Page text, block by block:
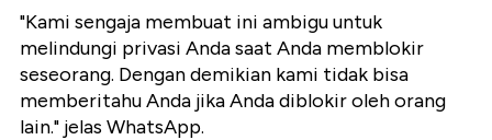
"Kami sengaja membuat ini ambigu untuk
melindungi privasi Anda saat Anda memblokir
seseorang. Dengan demikian kami tidak bisa
memberitahu Anda jika Anda diblokir oleh orang
lain." jelas WhatsApp.